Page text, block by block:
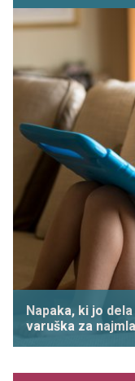
Napaka, ki jo
varuška za